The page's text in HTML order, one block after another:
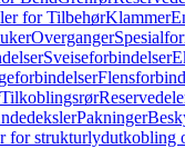
for TilbehørKlammer
Overganger
Sveiseforbindelser
Tilkoblingsrør
Pakninger
for strukturlydutkobling